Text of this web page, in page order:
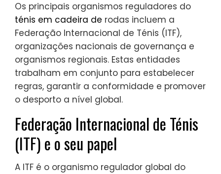
Os principais organismos reguladores do
ténis em cadeira de rodas incluem a
Federação Internacional de Ténis (ITF),
organizações nacionais de governança e
organismos regionais. Estas entidades
trabalham em conjunto para estabelecer
regras, garantir a conformidade e promover
o desporto a nível global.
Federação Internacional de Ténis
(ITF) e o seu papel
A ITF é o organismo regulador global do